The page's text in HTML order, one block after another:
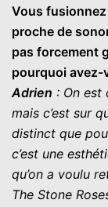
Vous
proche de
pas forcement
pourquoi avez-
Adrien : On est
mais c’est sur
distinct que
c’est une
qu’on a voulu
The Stone